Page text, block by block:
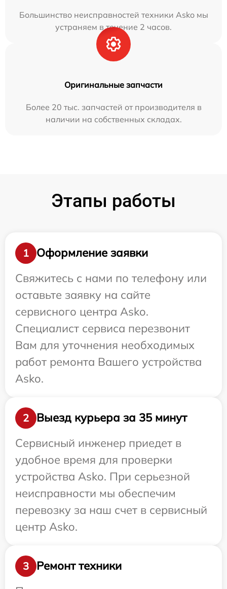
Большинство неисправностей техники Asko мы
устраняем в течение 2 часов.
Оригинальные запчасти
Более 20 тыс. запчастей от производителя в
наличии на собственных складах.
Этапы работы
1
Оформление заявки
Свяжитесь с нами по телефону или
оставьте заявку на сайте
сервисного центра Asko.
Специалист сервиса перезвонит
Вам для уточнения необходимых
работ ремонта Вашего устройства
Asko.
2
Выезд курьера за 35 минут
Сервисный инженер приедет в
удобное время для проверки
устройства Asko. При серьезной
неисправности мы обеспечим
перевозку за наш счет в сервисный
центр Asko.
3
Ремонт техники